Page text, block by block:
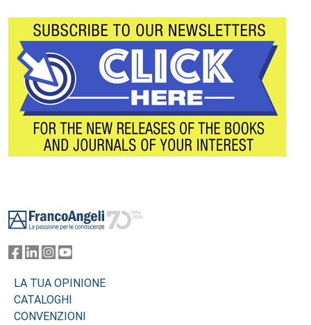
LA TUA OPINIONE
CATALOGHI
CONVENZIONI